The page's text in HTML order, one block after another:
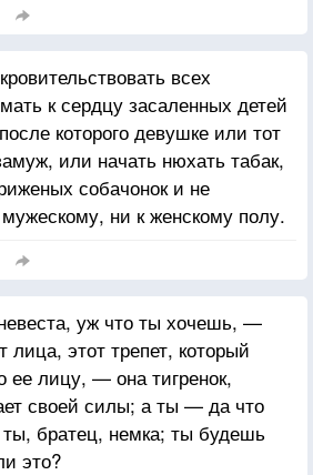
которым упрекала ее
всех
к сердцу засаленных детей
которого девушке или тот
или начать нюхать табак,
собачонок и не
ни к женскому полу.
уж что ты хочешь, —
лица, этот трепет, который
ее лицу, — она тигренок,
своей силы; а ты — да что
братец, немка; ты будешь
это?